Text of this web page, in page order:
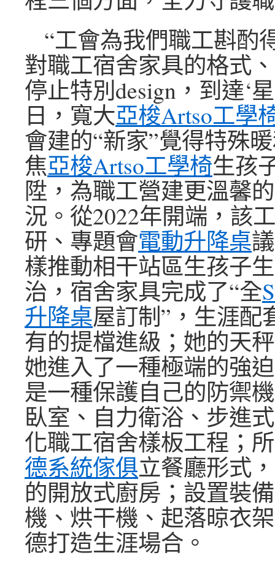
“工會為我們職工斟酌
對職工宿舍家具的格式
停止特別design，到達‘
日，寬大亞梭Artso工學
會建的“新家”覺得特殊
焦亞梭Artso工學椅生孩
陞，為職工營建更溫馨
況。從2022年開端，該
研、專題會電動升降桌
樣推動相干站區生孩子
治，宿舍家具完成了“全
升降桌屋訂制”，生涯配
有的提檔進級；她的天
她進入了一種極端的強
是一種保護自己的防禦
臥室、自力衛浴、步進
化職工宿舍樣板工程；
德系統傢俱立餐廳形式
的開放式廚房；設置裝
機、烘干機、起落晾衣
德打造生涯場合。